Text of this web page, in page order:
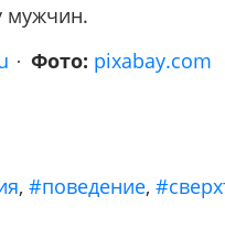
мужчин.
Фото: pixabay.com
,#поведение,